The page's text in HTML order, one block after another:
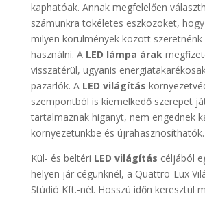
kaphatóak. Annak megfelelően
számunkra tökéletes eszközöket,
milyen körülmények között szeretnénk
használni. A LED lámpa árak
visszatérül, ugyanis
pazarlók. A LED világítás
szempontból is kiemelkedő szerepet
tartalmaznak higanyt, nem engednek
környezetünkbe és újrahasznosíthatók.
Kül- és beltéri LED világítás céljából
helyen jár cégünknél, a Quattro-Lux
Stúdió Kft.-nél. Hosszú időn keresztül